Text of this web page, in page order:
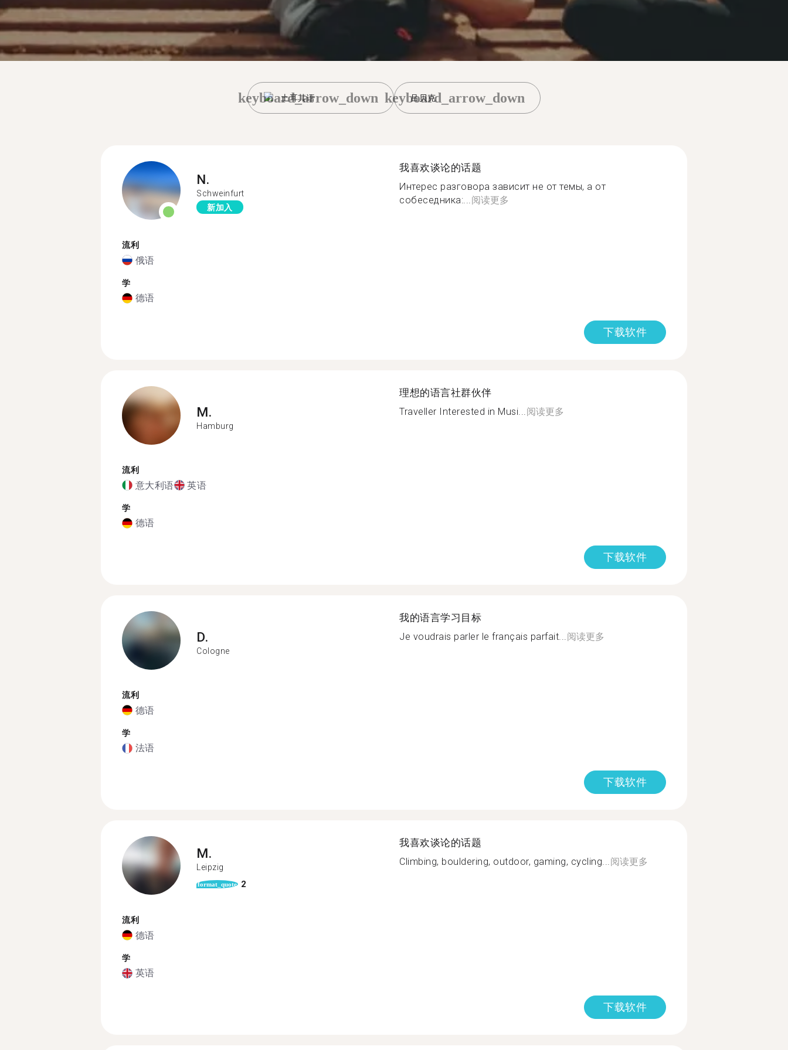
土耳其语
keyboard_arrow_down 吕贝克
keyboard_arrow_down
N.
Schweinfurt
新加入
流利
俄语
学
德语
我喜欢谈论的话题
Интерес разговора зависит не от темы, а от
собеседника:...阅读更多
下载软件
M.
Hamburg
流利
意大利语 英语
学
德语
理想的语言社群伙伴
Traveller Interested in Musi...阅读更多
下载软件
D.
Cologne
流利
德语
学
法语
我的语言学习目标
Je voudrais parler le français parfait...阅读更多
下载软件
M.
Leipzig
format_quote 2
流利
德语
学
英语
我喜欢谈论的话题
Climbing, bouldering, outdoor, gaming, cycling...阅读更多
下载软件